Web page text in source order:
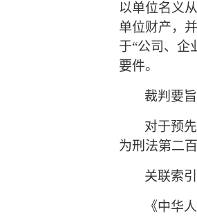
以单位名义
单位财产，
于“公司、企
要件。
裁判要旨
对于预
为刑法第二
关联索引
《中华